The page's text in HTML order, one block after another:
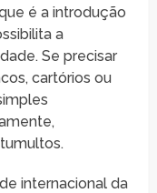
é a introdução
a
Se precisar
cartórios ou
internacional da